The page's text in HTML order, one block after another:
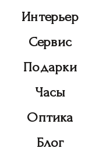
Интерьер
Сервис
Подарки
Часы
Оптика
Блог